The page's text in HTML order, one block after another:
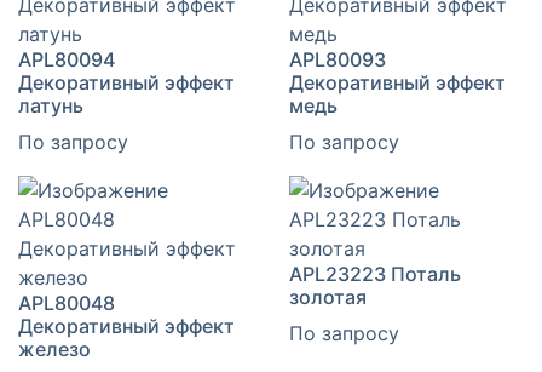
APL80094
Декоративный эффект
латунь
По запросу
APL80093
Декоративный эффект
медь
По запросу
APL80048
Декоративный эффект
железо
APL23223 Поталь
золотая
По запросу